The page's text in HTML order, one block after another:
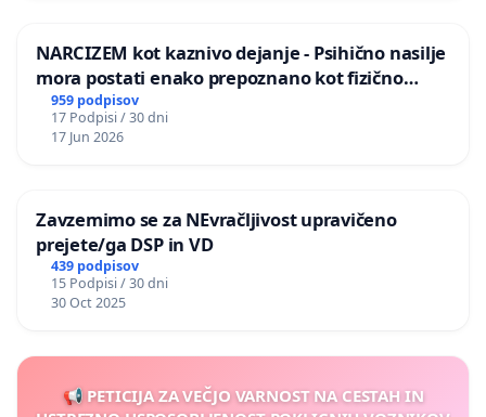
31. Matej Stražiščar, živilski tehnolog
32. Petra Rok, teologinja in bibliotekarka
35. Jerca Korče, bivša predsednica KLŠ
36. Branko Hajdinjak, komercialist
38. mag. Katja Geršak, direktorica
NARCIZEM kot kaznivo dejanje - Psihično nasilje
mora postati enako prepoznano kot fizično
nasilje
959 podpisov
17 Podpisi / 30 dni
17 Jun 2026
Zavzemimo se za NEvračljivost upravičeno
prejete/ga DSP in VD
439 podpisov
15 Podpisi / 30 dni
30 Oct 2025
📢 PETICIJA ZA VEČJO VARNOST NA CESTAH IN